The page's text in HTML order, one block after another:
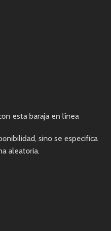
esta baraja en línea
sino se especifica
aleatoria.